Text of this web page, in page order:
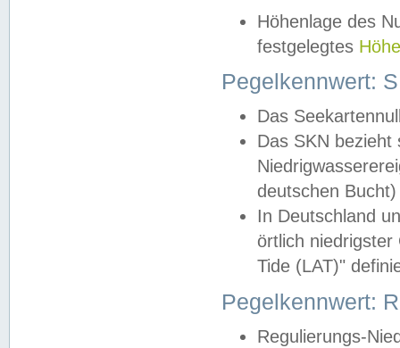
Höhenlage des
festgelegtes
Pegelkennwert:
Das
Das SKN
deutschen
In Deutschland
örtlich
Tide (LAT)"
Pegelkennwert:
Regulierungs-